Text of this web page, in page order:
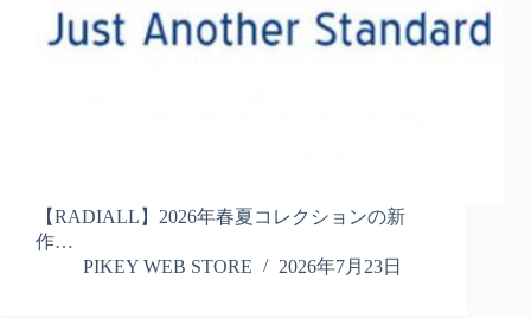
【RADIALL】2026年春夏コレクションの新
作…
PIKEY WEB STORE
2026年7月23日